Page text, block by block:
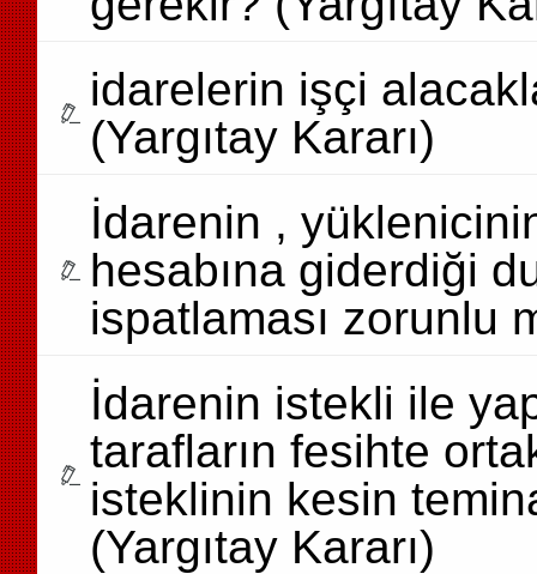
idarelerin işçi
(Yargıtay Kararı)
İdarenin ,
hesabına giderdiği
ispatlaması zorunlu
İdarenin istekli ile
tarafların fesihte
isteklinin kesin
(Yargıtay Kararı)